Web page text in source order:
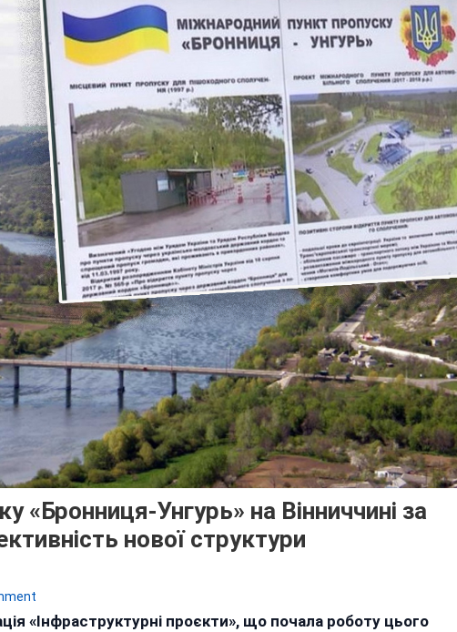
«Бронниця-Унгурь» на Вінниччині за
нової структури
Оновлення
«Інфраструктурні проєкти», що почала роботу цього